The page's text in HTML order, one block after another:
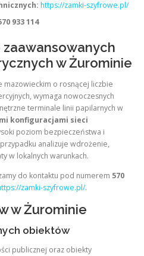
https://zamki-szyfrowe.pl/
933 114
w Żurominie
o rosnącej liczbie
wymaga nowoczesnych
terminale linii papilarnych w
konfiguracjami sieci
poziom bezpieczeństwa i
analizuje wdrożenie,
w lokalnych warunkach.
do kontaktu pod numerem 570
zamki-szyfrowe.pl/.
w Żurominie
obiektów
publicznej oraz obiekty